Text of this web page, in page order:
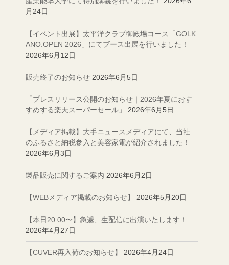
月24日
【イベント出展】太平洋クラブ御殿場コース「GOLK
ANO.OPEN 2026」にてブース出展を行いました！
2026年6月12日
販売終了のお知らせ 2026年6月5日
「プレスリリース公開のお知らせ｜2026年夏におす
すめする楽天スーパーセール」
2026年6月5日
【メディア掲載】大手ニュースメディアにて、当社
のふるさと納税参入と美容家電が紹介されました！
2026年6月3日
製品販売に関するご案内 2026年6月2日
【WEBメディア掲載のお知らせ】 2026年5月20日
【本日20:00〜】急遽、生配信に出演いたします！
2026年4月27日
【CUVER再入荷のお知らせ】 2026年4月24日